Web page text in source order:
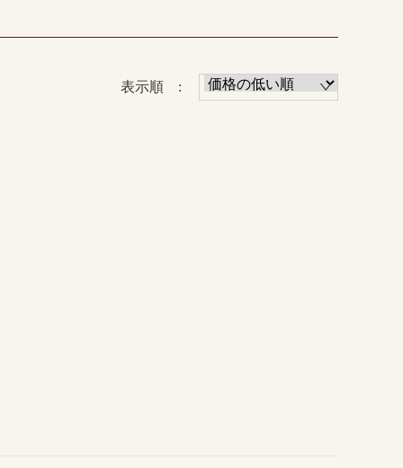
表示順 :